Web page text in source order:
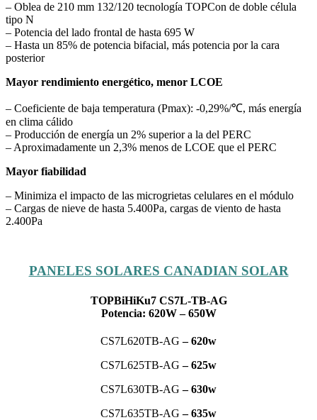
– Oblea de 210 mm 132/120 tecnología TOPCon de doble célula
tipo N
– Potencia del lado frontal de hasta 695 W
– Hasta un 85% de potencia bifacial, más potencia por la cara
posterior
Mayor rendimiento energético, menor LCOE
– Coeficiente de baja temperatura (Pmax): -0,29%/℃, más energía
en clima cálido
– Producción de energía un 2% superior a la del PERC
– Aproximadamente un 2,3% menos de LCOE que el PERC
Mayor fiabilidad
– Minimiza el impacto de las microgrietas celulares en el módulo
– Cargas de nieve de hasta 5.400Pa, cargas de viento de hasta
2.400Pa
PANELES SOLARES CANADIAN SOLAR
TOPBiHiKu7 CS7L-TB-AG
Potencia: 620W – 650W
CS7L620TB-AG– 620w
CS7L625TB-AG– 625w
CS7L630TB-AG– 630w
CS7L635TB-AG– 635w